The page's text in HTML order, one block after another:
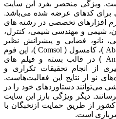
ویژگی منحصر بفرد این سایت
برای کدهای عرضه شده می‌باشد.
نرم افزارهای تخصصی در رشته های
شیمی و مهندسی شیمی، کنترل،
نانو، فضایی و پیشرانش نظیر
)، کامسول ( Comsol)، اپن فوم
) در قالب بسته‌ و فیلم های
از انجام تحقیقات تکراری و
نو از نتایج این فعالیت‌هاست.
می‌توانند دستاوردهای خود را در
دیگر ویژگی بارز این سایت
از طریق حمایت ازنخبگان با
است.